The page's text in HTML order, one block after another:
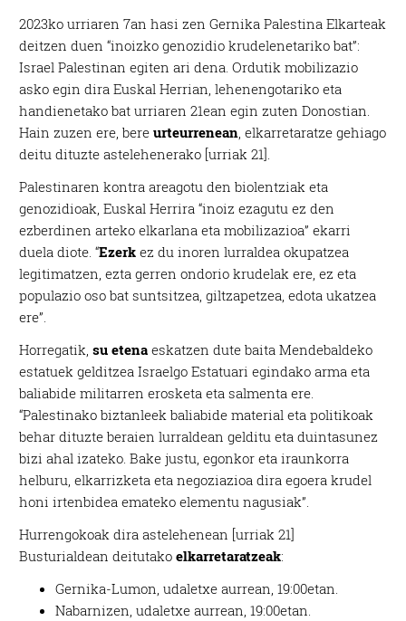
2023ko urriaren 7an hasi zen Gernika Palestina Elkarteak
deitzen duen “inoizko genozidio krudelenetariko bat”:
Israel Palestinan egiten ari dena. Ordutik mobilizazio
asko egin dira Euskal Herrian, lehenengotariko eta
handienetako bat urriaren 21ean egin zuten Donostian.
Hain zuzen ere, bereurteurrenean , elkarretaratze gehiago
deitu dituzte astelehenerako [urriak 21].
Palestinaren kontra areagotu den biolentziak eta
genozidioak, Euskal Herrira “inoiz ezagutu ez den
ezberdinen arteko elkarlana eta mobilizazioa” ekarri
duela diote. “Ezerk ez du inoren lurraldea okupatzea
legitimatzen, ezta gerren ondorio krudelak ere, ez eta
populazio oso bat suntsitzea, giltzapetzea, edota ukatzea
ere”.
Horregatik,su etena eskatzen dute baita Mendebaldeko
estatuek gelditzea Israelgo Estatuari egindako arma eta
baliabide militarren erosketa eta salmenta ere.
“Palestinako biztanleek baliabide material eta politikoak
behar dituzte beraien lurraldean gelditu eta duintasunez
bizi ahal izateko. Bake justu, egonkor eta iraunkorra
helburu, elkarrizketa eta negoziazioa dira egoera krudel
honi irtenbidea emateko elementu nagusiak”.
Hurrengokoak dira astelehenean [urriak 21]
Busturialdean deitutakoelkarretaratzeak:
Gernika-Lumon, udaletxe aurrean, 19:00etan.
Nabarnizen, udaletxe aurrean, 19:00etan.